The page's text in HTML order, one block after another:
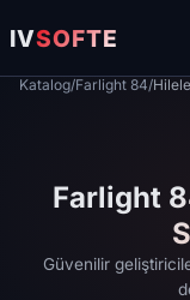
IVSOFTE
Katalog/Farlight 84/
Farlight
Güvenilir